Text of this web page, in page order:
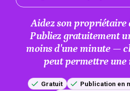
Aidez son propriétaire
Publiez gratuitement
moins d'une minute —
peut permettre
Gratuit
Publication en